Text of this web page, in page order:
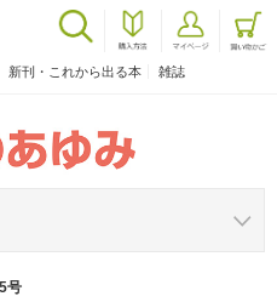
新刊・これから出る本 雑誌
号